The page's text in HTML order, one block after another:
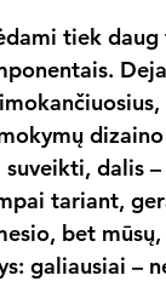
tiek
dalis
tariant,
bet
galiausiai –